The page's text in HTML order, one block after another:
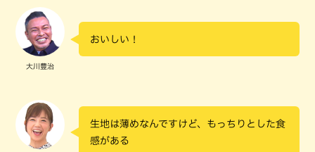
大川豊治
おいしい！
生地は薄めなんですけど、もっちりとした食
感がある